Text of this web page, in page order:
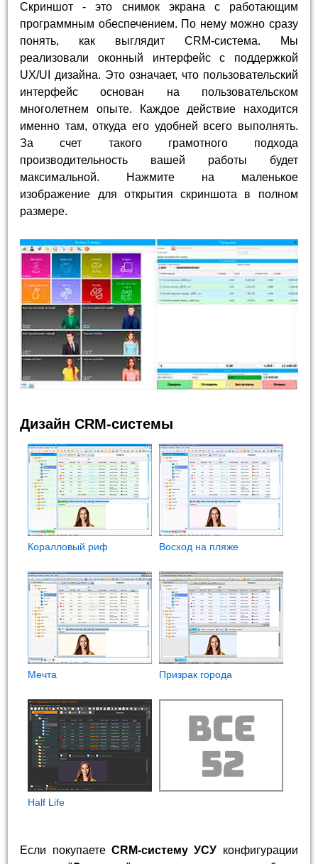
Скриншот - это снимок экрана с работающим
программным обеспечением. По нему можно сразу
понять, как выглядит CRM-система. Мы
реализовали оконный интерфейс с поддержкой
UX/UI дизайна. Это означает, что пользовательский
интерфейс основан на пользовательском
многолетнем опыте. Каждое действие находится
именно там, откуда его удобней всего выполнять.
За счет такого грамотного подхода
производительность вашей работы будет
максимальной. Нажмите на маленькое
изображение для открытия скриншота в полном
размере.
Дизайн CRM-системы
Коралловый риф Восход на пляже
Мечта Призрак города
Half Life
Если покупаете CRM-систему УСУ конфигурации